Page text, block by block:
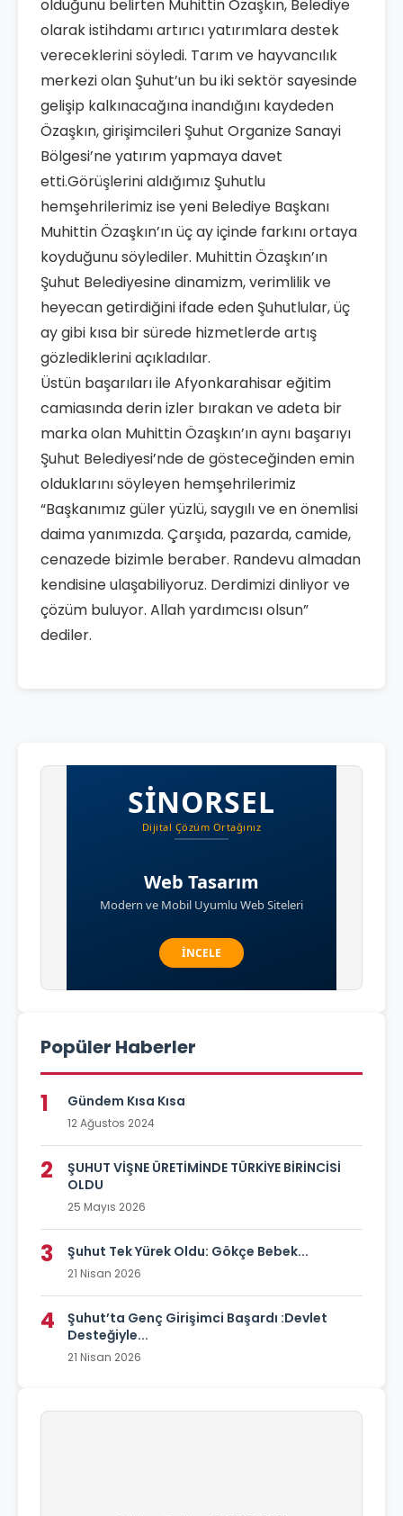
olduğunu belirten Muhittin Özaşkın, Belediye
olarak istihdamı artırıcı yatırımlara destek
vereceklerini söyledi. Tarım ve hayvancılık
merkezi olan Şuhut’un bu iki sektör sayesinde
gelişip kalkınacağına inandığını kaydeden
Özaşkın, girişimcileri Şuhut Organize Sanayi
Bölgesi’ne yatırım yapmaya davet
etti.Görüşlerini aldığımız Şuhutlu
hemşehrilerimiz ise yeni Belediye Başkanı
Muhittin Özaşkın’ın üç ay içinde farkını ortaya
koyduğunu söylediler. Muhittin Özaşkın’ın
Şuhut Belediyesine dinamizm, verimlilik ve
heyecan getirdiğini ifade eden Şuhutlular, üç
ay gibi kısa bir sürede hizmetlerde artış
gözlediklerini açıkladılar.
Üstün başarıları ile Afyonkarahisar eğitim
camiasında derin izler bırakan ve adeta bir
marka olan Muhittin Özaşkın’ın aynı başarıyı
Şuhut Belediyesi’nde de gösteceğinden emin
olduklarını söyleyen hemşehrilerimiz
“Başkanımız güler yüzlü, saygılı ve en önemlisi
daima yanımızda. Çarşıda, pazarda, camide,
cenazede bizimle beraber. Randevu almadan
kendisine ulaşabiliyoruz. Derdimizi dinliyor ve
çözüm buluyor. Allah yardımcısı olsun”
dediler.
Popüler Haberler
1 Gündem Kısa Kısa
12 Ağustos 2024
2
ŞUHUT VİŞNE ÜRETİMİNDE TÜRKİYE BİRİNCİSİ
OLDU
25 Mayıs 2026
3 Şuhut Tek Yürek Oldu: Gökçe Bebek...
21 Nisan 2026
4
Şuhut’ta Genç Girişimci Başardı :Devlet
Desteğiyle...
21 Nisan 2026